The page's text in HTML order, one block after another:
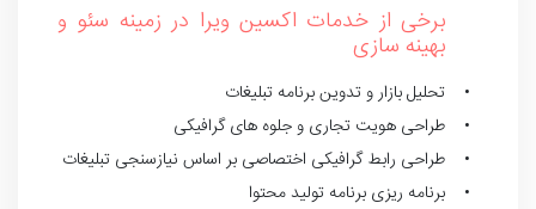
برخی از خدمات اکسین ویرا در زمینه سئو و
بهینه سازی
• تحلیل بازار و تدوین برنامه تبلیغات
• طراحی هویت تجاری و جلوه های گرافیکی
• طراحی رابط گرافیکی اختصاصی بر اساس نیازسنجی تبلیغات
• برنامه ریزی برنامه تولید محتوا